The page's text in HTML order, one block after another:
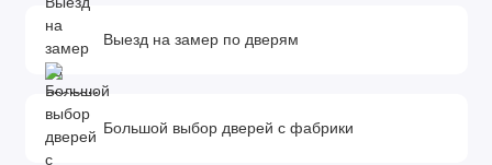
Фурнитура и доборы в комплект не входят.
Доборы, которыми можно укомплектовать дверь:
Размеры доборов - 100x10х2070 мм. 150x10х2070 мм.
200x10х2070 мм.
*Добор - элемент комплектации межкомнатной двери,
Выезд на замер по дверям
Большой выбор дверей с фабрики